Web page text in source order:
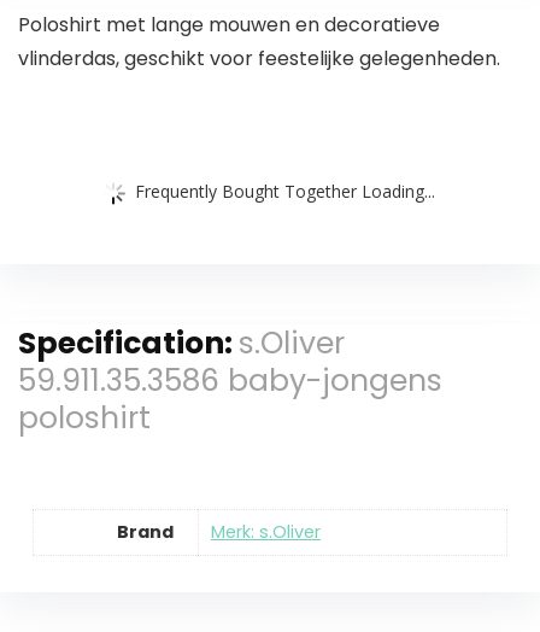
Poloshirt met lange mouwen en decoratieve
vlinderdas, geschikt voor feestelijke gelegenheden.
Frequently Bought Together Loading...
Specification: s.Oliver
59.911.35.3586 baby-jongens
poloshirt
Brand Merk: s.Oliver